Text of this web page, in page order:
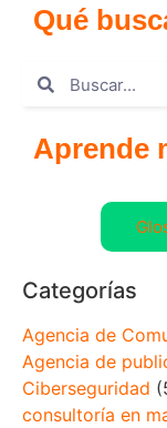
Qué
Aprende
Categorías
Agencia de
Agencia de
Ciberseguridad
consultoría en